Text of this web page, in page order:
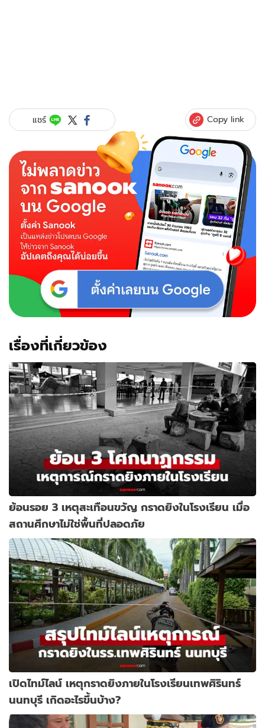
แชร์ Copy link
เรื่องที่เกี่ยวข้อง
ย้อนรอย 3 เหตุสะเทือนขวัญ กราดยิงในโรงเรียน เมื่อ
สถานศึกษาไม่ใช่พื้นที่ปลอดภัย
เปิดไทม์ไลน์ เหตุกราดยิงภายในโรงเรียนเทพศิรินทร์
นนทบุรี เกิดอะไรขึ้นบ้าง?